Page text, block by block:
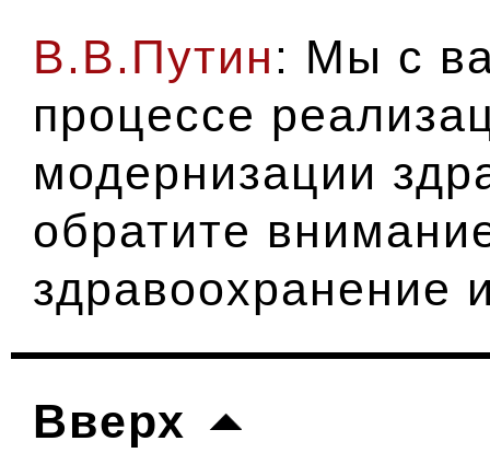
В.В.Путин: Мы с
процессе
модернизации
обратите
здравоохранение
Вверх